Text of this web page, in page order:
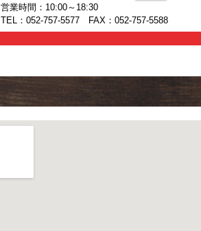
営業時間：10:00～18:30
TEL：052-757-5577 FAX：052-757-5588